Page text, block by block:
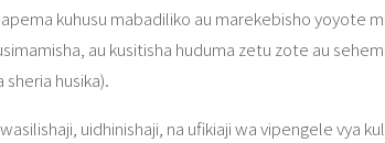
kuhusu mabadiliko au marekebisho yoyote
au kusitisha huduma zetu zote au
sheria husika).
uidhinishaji, na ufikiaji wa vipengele vya